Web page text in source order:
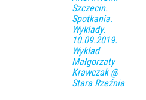
Szczecin.
Spotkania.
Wykłady.
10.09.2019.
Wykład
Małgorzaty
Krawczak @
Stara Rzeźnia